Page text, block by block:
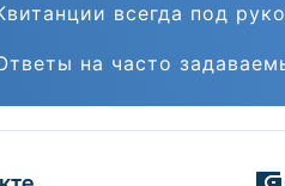
всегда под
на часто